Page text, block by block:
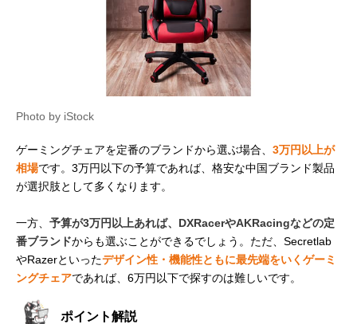
Photo by iStock
ゲーミングチェアを定番のブランドから選ぶ場合、 3万円以上が
相場です。3万円以下の予算であれば、格安な中国ブランド製品
が選択肢として多くなります。
一方、 予算が3万円以上あれば、DXRacerやAKRacingなどの定
番ブランドからも選ぶことができるでしょう。ただ、Secretlab
やRazerといったデザイン性・機能性ともに最先端をいくゲーミ
ングチェアであれば、6万円以下で探すのは難しいです。
ポイント解説